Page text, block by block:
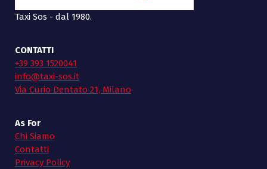
Taxi Sos - dal 1980.
CONTATTI
+39 393 1520041
info@taxi-sos.it
Via Curio Dentato 21, Milano
As For
Chi Siamo
Contatti
Privacy Policy